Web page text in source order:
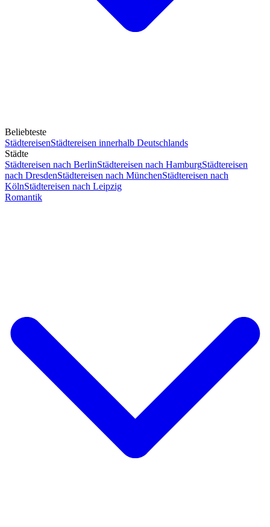
Beliebteste
StädtereisenStädtereisen innerhalb Deutschlands
Städte
Städtereisen nach BerlinStädtereisen nach HamburgStädtereisen
nach DresdenStädtereisen nach MünchenStädtereisen nach
KölnStädtereisen nach Leipzig
Romantik